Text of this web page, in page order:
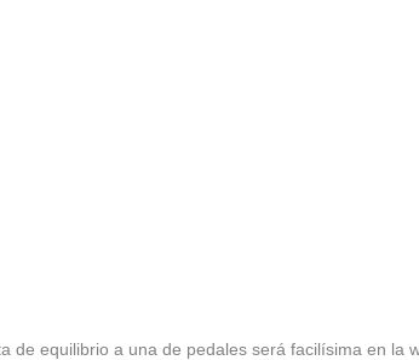
equilibrio a una de pedales será facilísima en la